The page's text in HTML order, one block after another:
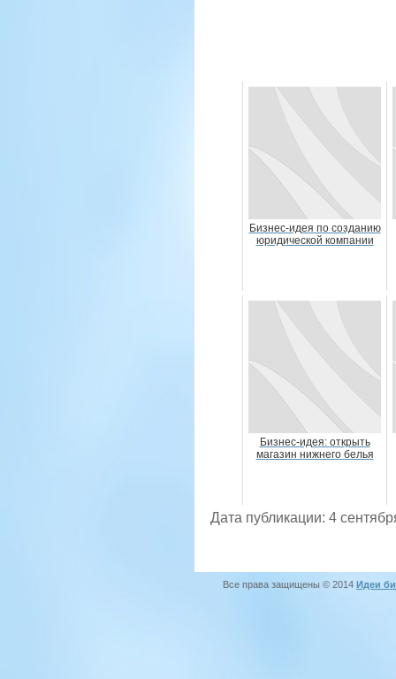
Бизнес-идея по созданию
юридической компании
Бизнес-идея: открыть
магазин нижнего белья
Дата публикации: 4
Все права защищены © 2014 Идеи